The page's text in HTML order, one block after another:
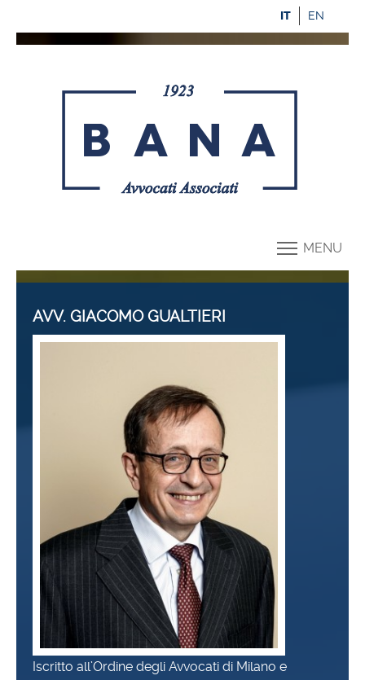
EN
IT
MENU
AVV. GIACOMO GUALTIERI
Iscritto all’Ordine degli Avvocati di Milano e